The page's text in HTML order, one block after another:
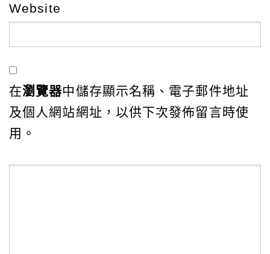
Website
在瀏覽器中儲存顯示名稱、電子郵件地址
及個人網站網址，以供下次發佈留言時使
用。